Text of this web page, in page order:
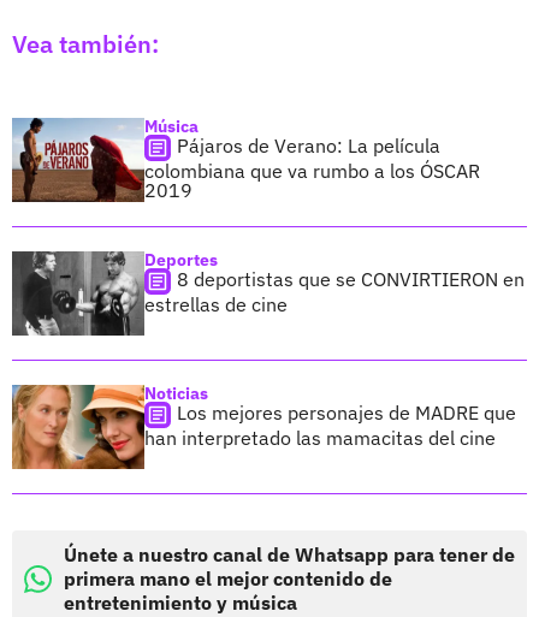
Vea también:
Música
Pájaros de Verano: La película
colombiana que va rumbo a los ÓSCAR
2019
Deportes
8 deportistas que se CONVIRTIERON en
estrellas de cine
Noticias
Los mejores personajes de MADRE que
han interpretado las mamacitas del cine
Únete a nuestro canal de Whatsapp para tener de
primera mano el mejor contenido de
entretenimiento y música